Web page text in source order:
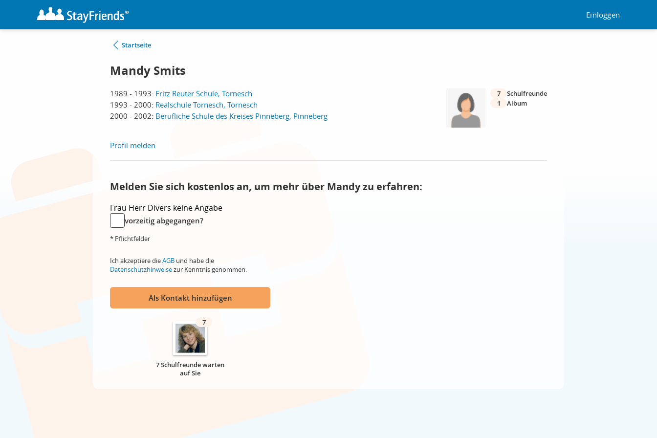
Einloggen
Startseite
Mandy Smits
1989 - 1993: Fritz Reuter Schule, Tornesch
1993 - 2000: Realschule Tornesch, Tornesch
2000 - 2002: Berufliche Schule des Kreises Pinneberg, Pinneberg
7
Schulfreunde
1
Album
Profil melden
Melden Sie sich kostenlos an, um mehr über Mandy zu erfahren:
Frau Herr Divers keine Angabe
vorzeitig abgegangen?
* Pflichtfelder
Ich akzeptiere dieAGB und habe die
Datenschutzhinweisezur Kenntnis genommen.
Als Kontakt hinzufügen
7
7 Schulfreunde warten
auf Sie